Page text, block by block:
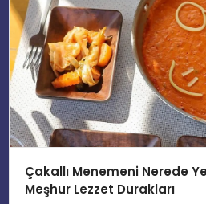
Çakallı Menemeni Nerede
Meşhur Lezzet Durakları